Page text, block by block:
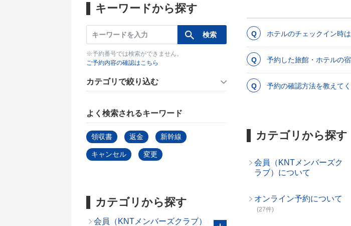
キーワードから探す
※予約番号では検索ができません。
ご予約内容の確認はこちら
カテゴリで絞り込む
よく検索されるキーワード
領収書 返金 新幹線
キャンセル 変更
カテゴリから探す
会員（KNTメンバーズクラブ）
ホテルのチェックイン時
予約した旅館・ホテルの
予約の確認方法を教えてく
カテゴリから探す
会員（KNTメンバーズク
ラブ）について
オンライン予約について
(27件)